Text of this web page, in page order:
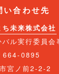
い合わせ先
ち未来株式会社
ル実行委員会
664-0895
宮ノ前2-2-2